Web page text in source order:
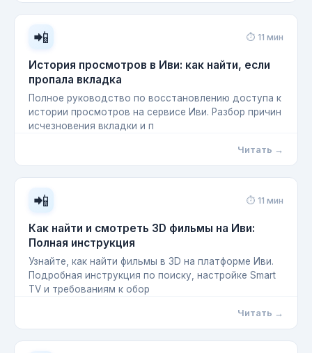
📲 ⏱ 11 мин
История просмотров в Иви: как найти, если
пропала вкладка
Полное руководство по восстановлению доступа к
истории просмотров на сервисе Иви. Разбор причин
исчезновения вкладки и п
Читать →
📲 ⏱ 11 мин
Как найти и смотреть 3D фильмы на Иви:
Полная инструкция
Узнайте, как найти фильмы в 3D на платформе Иви.
Подробная инструкция по поиску, настройке Smart
TV и требованиям к обор
Читать →